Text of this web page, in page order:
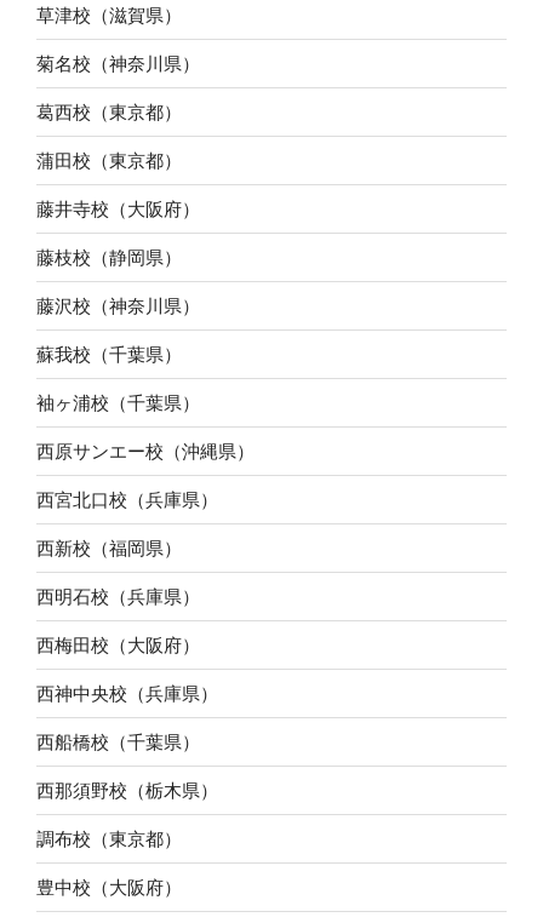
草津校（滋賀県）
菊名校（神奈川県）
葛西校（東京都）
蒲田校（東京都）
藤井寺校（大阪府）
藤枝校（静岡県）
藤沢校（神奈川県）
蘇我校（千葉県）
袖ヶ浦校（千葉県）
西原サンエー校（沖縄県）
西宮北口校（兵庫県）
西新校（福岡県）
西明石校（兵庫県）
西梅田校（大阪府）
西神中央校（兵庫県）
西船橋校（千葉県）
西那須野校（栃木県）
調布校（東京都）
豊中校（大阪府）